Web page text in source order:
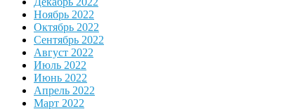
Ноябрь 2022
Октябрь 2022
Сентябрь 2022
Август 2022
Июль 2022
Июнь 2022
Апрель 2022
Март 2022